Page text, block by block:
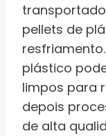
pellets de
plástico
limpos para
depois
de alta